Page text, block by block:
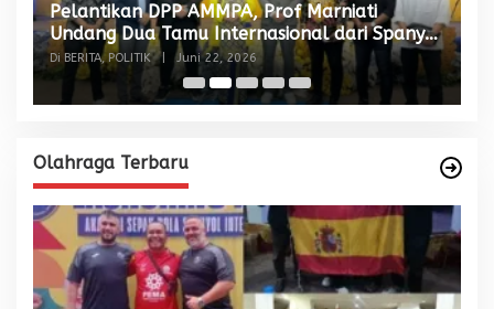
Pelantikan DPP AMMPA, Prof Marniati
Undang Dua Tamu Internasional dari Spanyol
dan Malaysia
Di BERITA, POLITIK Juni 22, 2026
Olahraga Terbaru